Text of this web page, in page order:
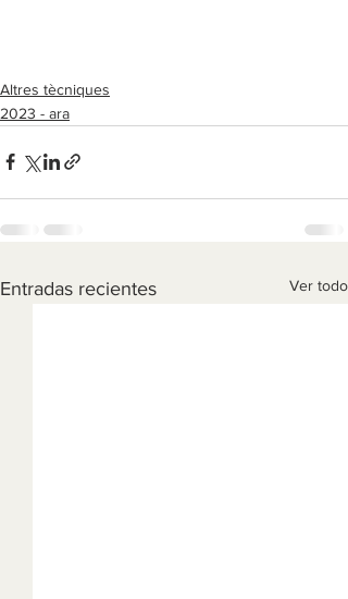
Altres tècniques
2023 - ara
Entradas recientes Ver todo